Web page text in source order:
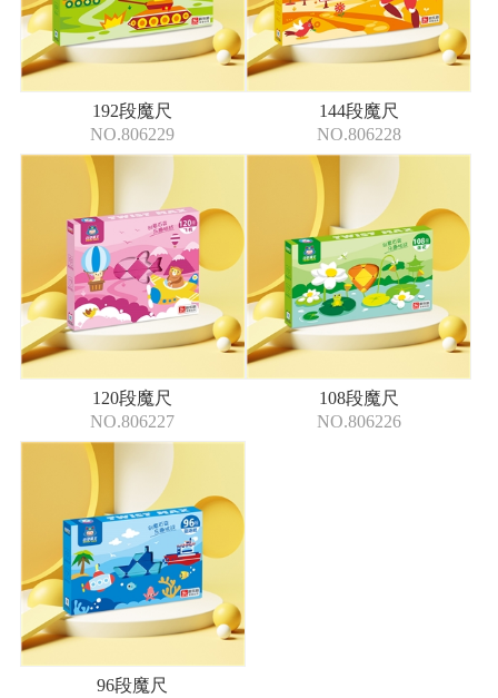
192段魔尺
NO.806229
144段魔尺
NO.806228
120段魔尺
NO.806227
108段魔尺
NO.806226
96段魔尺